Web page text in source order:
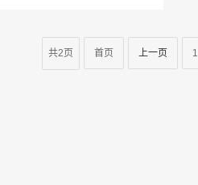
共2页 首页 上一页 1